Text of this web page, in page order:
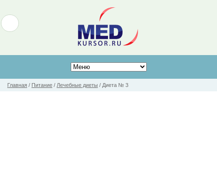
Главная / Питание / Лечебные диеты / Диета № 3